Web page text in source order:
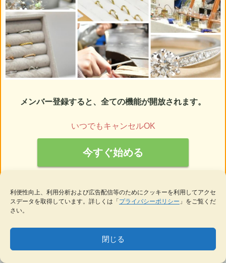
利便性向上、利用分析および広告配信等のためにクッキーを利用してアクセ
スデータを取得しています。詳しくは「 プライバシーポリシー 」をご覧くだ
さい。
閉じる
メンバー登録すると、全ての機能が開放されます。
いつでもキャンセルOK
今すぐ始める
メンバーの方は ログイン
現在のメンバー数：952人